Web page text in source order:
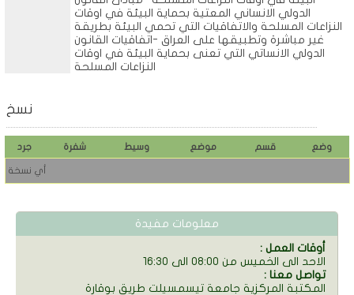
الدولي الانساني المعتية بحماية البيئة في اوقات
النزاعات المسلحة والاتفاقيات التي تحمي البيئة بطريقة
غير مباشرة وتطبيقها على العراق -اتفاقيات القانون
الدولي الانساتي التي تعنى بحماية البيئة في اوقات
النزاعات المسلحة
نسخ
جرد شفرة وسيط موضع قسم وضع
أي نسخة
معلومات مفيدة
: أوقات العمل
الاحد الى الخميس من 08:00 الى 16:30
: تواصل معنا
المكتبة المركزية جامعة تيسمسيلت طريق بوقارة